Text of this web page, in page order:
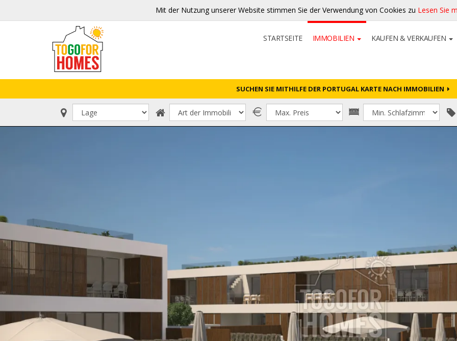
Mit der Nutzung unserer Website stimmen Sie der Verwendung von Cookies zu Lesen Sie
STARTSEITE IMMOBILIEN KAUFEN & VERKAUFEN
SUCHEN SIE MITHILFE DER PORTUGAL KARTE NACH IMMOBILIEN